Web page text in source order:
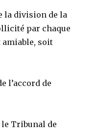
la division de la
par chaque
amiable, soit
l’accord de
le Tribunal de